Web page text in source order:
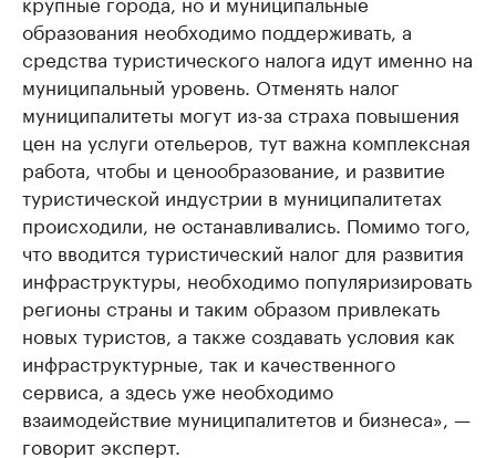
образования необходимо поддерживать, а
средства туристического налога идут именно на
муниципальный уровень. Отменять налог
муниципалитеты могут из-за страха повышения
цен на услуги отельеров, тут важна комплексная
работа, чтобы и ценообразование, и развитие
туристической индустрии в муниципалитетах
происходили, не останавливались. Помимо того,
что вводится туристический налог для развития
инфраструктуры, необходимо популяризировать
регионы страны и таким образом привлекать
новых туристов, а также создавать условия как
инфраструктурные, так и качественного
сервиса, а здесь уже необходимо
взаимодействие муниципалитетов и бизнеса», —
говорит эксперт.